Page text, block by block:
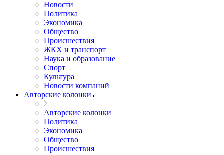
Новости
Политика
Экономика
Общество
Происшествия
ЖКХ и транспорт
Наука и образование
Спорт
Культура
Новости компаний
Авторские колонки
Авторские колонки
Политика
Экономика
Общество
Происшествия